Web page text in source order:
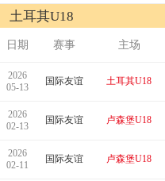
土耳其U18
日期 赛事 主场
2026
05-13
国际友谊 土耳其U18
2026
02-13
国际友谊 卢森堡U18
2026
02-11
国际友谊 卢森堡U18